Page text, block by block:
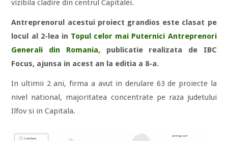
vizibila cladire din centrul Capitalei.
Antreprenorul acestui proiect grandios este clasat pe
locul al 2-lea in Topul celor mai Puternici Antreprenori
Generali din Romania, publicatie realizata de IBC
Focus, ajunsa in acest an la editia a 8-a.
In ultimii 2 ani, firma a avut in derulare 63 de proiecte la
nivel national, majoritatea concentrate pe raza judetului
Ilfov si in Capitala.